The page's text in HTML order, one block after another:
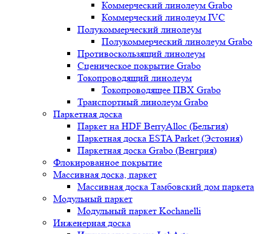
Коммерческий линолеум Grabo
Коммерческий линолеум IVC
Полукоммерческий линолеум
Полукоммерческий линолеум Grabo
Противоскользящий линолеум
Сценическое покрытие Grabo
Токопроводящий линолеум
Токопроводящее ПВХ Grabo
Транспортный линолеум Grabo
Паркетная доска
Паркет на HDF BerryAlloc (Бельгия)
Паркетная доска ESTA Parket (Эстония)
Паркетная доска Grabo (Венгрия)
Флокированное покрытие
Массивная доска, паркет
Массивная доска Тамбовский дом паркета
Модульный паркет
Модульный паркет Kochanelli
Инженерная доска